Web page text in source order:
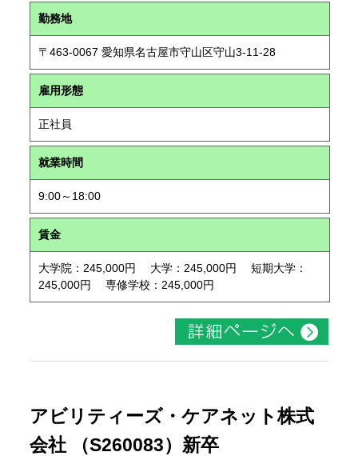
勤務地
〒463-0067 愛知県名古屋市守山区守山3-11-28
雇用形態
正社員
就業時間
9:00～18:00
賃金
大学院：245,000円 大学：245,000円 短期大学：
245,000円 専修学校：245,000円
アビリティーズ・ケアネット株式
会社 （S260083）新卒